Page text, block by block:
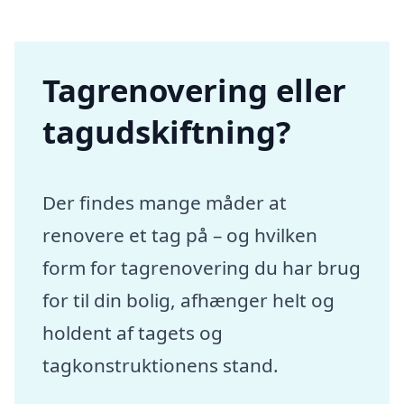
Tagrenovering eller
tagudskiftning?
Der findes mange måder at
renovere et tag på – og hvilken
form for tagrenovering du har brug
for til din bolig, afhænger helt og
holdent af tagets og
tagkonstruktionens stand.